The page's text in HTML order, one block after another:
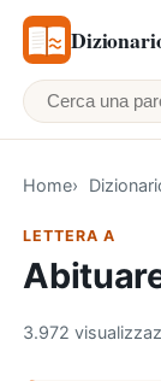
Cerca una
Home
LETTERA A
3.972